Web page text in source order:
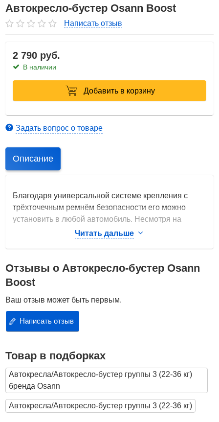
Автокресло-бустер Osann Boost
Написать отзыв
2 790 руб.
В наличии
Добавить в корзину
Задать вопрос о товаре
Описание
Благодаря универсальной системе крепления с
трёхточечным ремнём безопасности его можно
установить в любой автомобиль. Несмотря на
компактные размеры, кресло обеспечивает высокий
Читать дальше
Отзывы о Автокресло-бустер Osann
Boost
Ваш отзыв может быть первым.
Написать отзыв
Товар в подборках
Автокресла/Автокресло-бустер группы 3 (22-36 кг)
бренда Osann
Автокресла/Автокресло-бустер группы 3 (22-36 кг)